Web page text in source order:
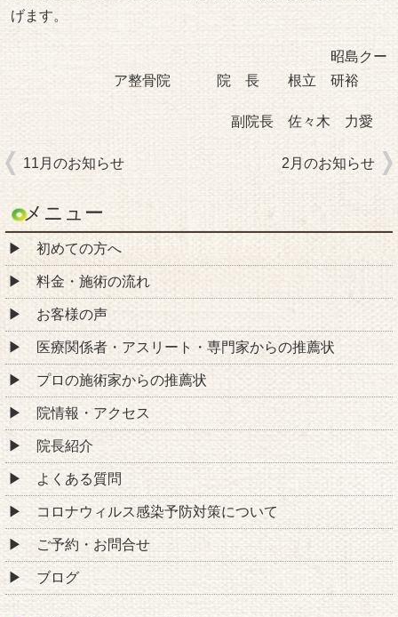
げます。
昭島クー
ア整骨院 院 長 根立 研裕
副院長 佐々木 力愛
11月のお知らせ 2月のお知らせ
メニュー
初めての方へ
料金・施術の流れ
お客様の声
医療関係者・アスリート・専門家からの推薦状
プロの施術家からの推薦状
院情報・アクセス
院長紹介
よくある質問
コロナウィルス感染予防対策について
ご予約・お問合せ
ブログ